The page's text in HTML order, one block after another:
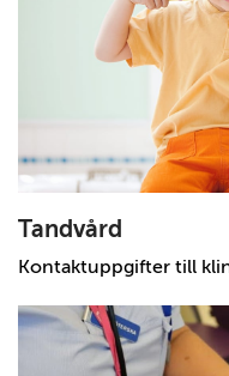
Tandvård
Kontaktuppgifter till